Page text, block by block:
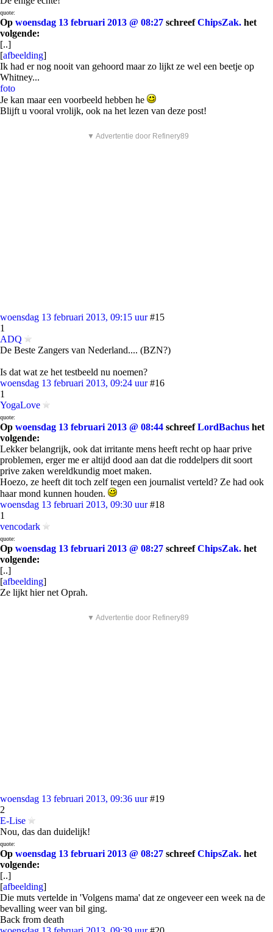
quote:
Op woensdag 13 februari 2013 @ 08:27 schreefChipsZak. het
volgende:
[..]
[afbeelding]
Ik had er nog nooit van gehoord maar zo lijkt ze wel een beetje op
Whitney...
foto
Je kan maar een voorbeeld hebben he
Blijft u vooral vrolijk, ook na het lezen van deze post!
▼ Advertentie door Refinery89
woensdag 13 februari 2013, 09:15 uur #15
1
ADQ
De Beste Zangers van Nederland.... (BZN?)
Is dat wat ze het testbeeld nu noemen?
woensdag 13 februari 2013, 09:24 uur #16
1
YogaLove
quote:
Op woensdag 13 februari 2013 @ 08:44 schreefLordBachus het
volgende:
Lekker belangrijk, ook dat irritante mens heeft recht op haar prive
problemen, erger me er altijd dood aan dat die roddelpers dit soort
prive zaken wereldkundig moet maken.
Hoezo, ze heeft dit toch zelf tegen een journalist verteld? Ze had ook
haar mond kunnen houden.
woensdag 13 februari 2013, 09:30 uur #18
1
vencodark
quote:
Op woensdag 13 februari 2013 @ 08:27 schreefChipsZak. het
volgende:
[..]
[afbeelding]
Ze lijkt hier net Oprah.
▼ Advertentie door Refinery89
woensdag 13 februari 2013, 09:36 uur #19
2
E-Lise
Nou, das dan duidelijk!
quote:
Op woensdag 13 februari 2013 @ 08:27 schreefChipsZak. het
volgende:
[..]
[afbeelding]
Die muts vertelde in 'Volgens mama' dat ze ongeveer een week na de
bevalling weer van bil ging.
Back from death